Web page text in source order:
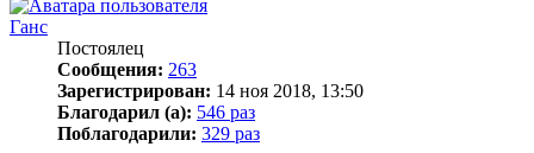
Ганс
Постоялец
Сообщения: 263
Зарегистрирован: 14 ноя 2018, 13:50
Благодарил (а): 546 раз
Поблагодарили: 329 раз